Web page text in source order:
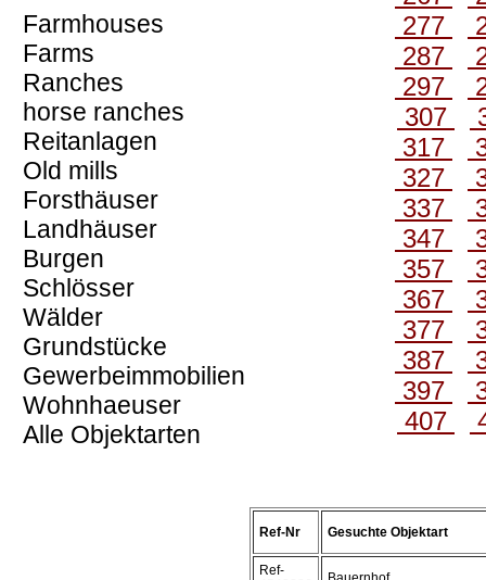
Farmhouses
Farms
Ranches
horse ranches
Reitanlagen
Old mills
Forsthäuser
Landhäuser
Burgen
Schlösser
Wälder
Grundstücke
Gewerbeimmobilien
Wohnhaeuser
Alle Objektarten
277
287
297
307
317
327
337
347
357
367
377
387
397
407
Ref-Nr Gesuchte Objektart
Ref-